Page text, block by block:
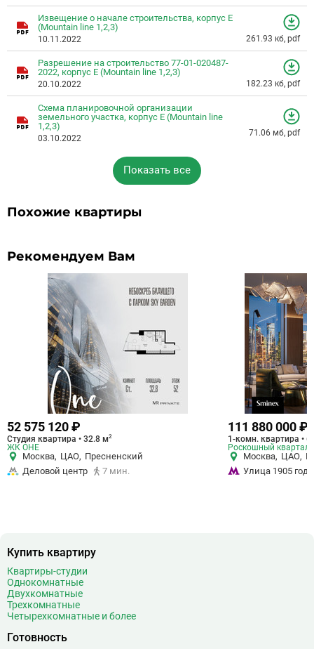
Извещение о начале строительства, корпус Е
(Mountain line 1,2,3)
10.11.2022 261.93 кб, pdf
Разрешение на строительство 77-01-020487-
2022, корпус Е (Mountain line 1,2,3)
20.10.2022 182.23 кб, pdf
Схема планировочной организации
земельного участка, корпус Е (Mountain line
1,2,3)
03.10.2022
71.06 мб, pdf
Показать все
Похожие квартиры
Рекомендуем Вам
52 575 120 ₽
Студия квартира • 32.8 м2
ЖК ОНЕ
Москва, ЦАО, Пресненский
Деловой центр
7 мин.
111 880 000 ₽
1-комн. квартира •
Роскошный квартал
Москва, ЦАО,
Улица 1905 года
Купить квартиру
Квартиры-студии
Однокомнатные
Двухкомнатные
Трехкомнатные
Четырехкомнатные и более
Готовность